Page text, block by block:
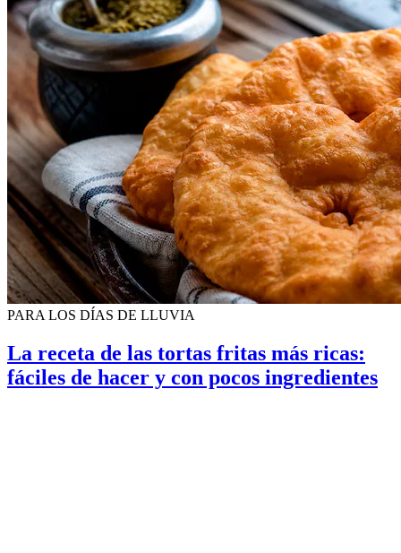
PARA LOS DÍAS DE LLUVIA
La receta de las tortas fritas más ricas:
fáciles de hacer y con pocos ingredientes